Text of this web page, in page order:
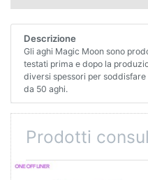
Descrizione
Gli aghi Magic Moon sono
testati prima e dopo la
diversi spessori per
da 50 aghi.
Prodotti